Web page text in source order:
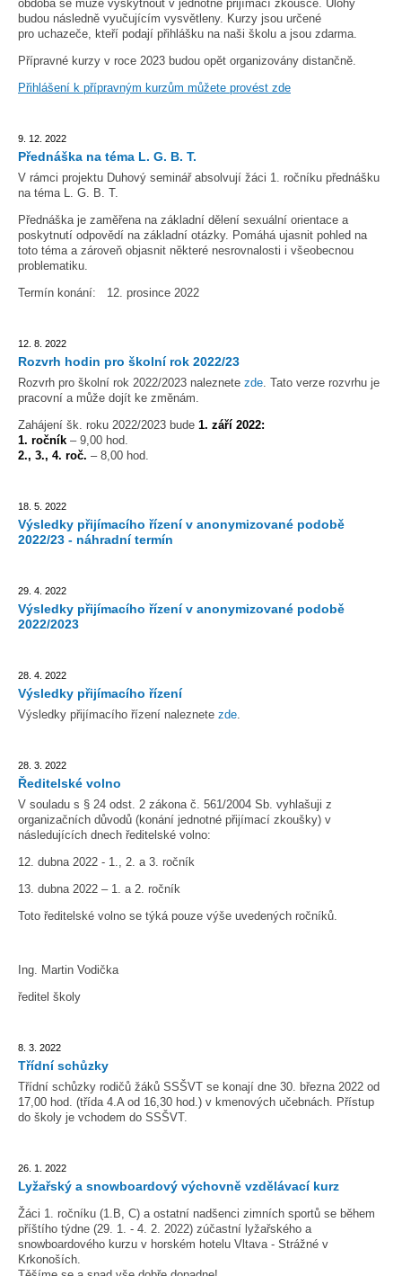
obdoba se může vyskytnout v jednotné přijímací zkoušce. Úlohy
budou následně vyučujícím vysvětleny. Kurzy jsou určené
pro uchazeče, kteří podají přihlášku na naši školu a jsou zdarma.
Přípravné kurzy v roce 2023 budou opět organizovány distančně.
Přihlášení k přípravným kurzům můžete provést zde
9. 12. 2022
Přednáška na téma L. G. B. T.
V rámci projektu Duhový seminář absolvují žáci 1. ročníku přednášku
na téma L. G. B. T.
Přednáška je zaměřena na základní dělení sexuální orientace a
poskytnutí odpovědí na základní otázky. Pomáhá ujasnit pohled na
toto téma a zároveň objasnit některé nesrovnalosti i všeobecnou
problematiku.
Termín konání: 12. prosince 2022
12. 8. 2022
Rozvrh hodin pro školní rok 2022/23
Rozvrh pro školní rok 2022/2023 naleznete zde. Tato verze rozvrhu je
pracovní a může dojít ke změnám.
Zahájení šk. roku 2022/2023 bude 1. září 2022:
1. ročník – 9,00 hod.
2., 3., 4. roč. – 8,00 hod.
18. 5. 2022
Výsledky přijímacího řízení v anonymizované podobě
2022/23 - náhradní termín
29. 4. 2022
Výsledky přijímacího řízení v anonymizované podobě
2022/2023
28. 4. 2022
Výsledky přijímacího řízení
Výsledky přijímacího řízení naleznete zde.
28. 3. 2022
Ředitelské volno
V souladu s § 24 odst. 2 zákona č. 561/2004 Sb. vyhlašuji z
organizačních důvodů (konání jednotné přijímací zkoušky) v
následujících dnech ředitelské volno:
12. dubna 2022 - 1., 2. a 3. ročník
13. dubna 2022 – 1. a 2. ročník
Toto ředitelské volno se týká pouze výše uvedených ročníků.
Ing. Martin Vodička
ředitel školy
8. 3. 2022
Třídní schůzky
Třídní schůzky rodičů žáků SSŠVT se konají dne 30. března 2022 od
17,00 hod. (třída 4.A od 16,30 hod.) v kmenových učebnách. Přístup
do školy je vchodem do SSŠVT.
26. 1. 2022
Lyžařský a snowboardový výchovně vzdělávací kurz
Žáci 1. ročníku (1.B, C) a ostatní nadšenci zimních sportů se během
příštího týdne (29. 1. - 4. 2. 2022) zúčastní lyžařského a
snowboardového kurzu v horském hotelu Vltava - Strážné v
Krkonoších.